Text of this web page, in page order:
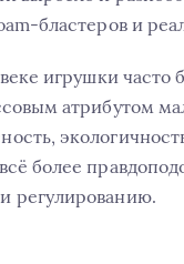
и
веке игрушки
атрибутом
более
регулированию.